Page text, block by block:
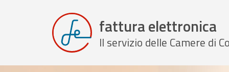
fattura elettronica
Il servizio delle Camere di